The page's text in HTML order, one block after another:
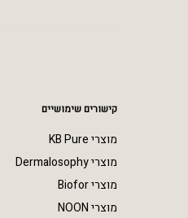
קישורים שימושיים
מוצרי KB Pure
מוצרי Dermalosophy
מוצרי Biofor
מוצרי NOON